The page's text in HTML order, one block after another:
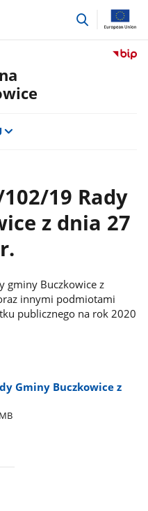
przejdź
Przejdź
19 Rady
z dnia 27
gminy Buczkowice z
innymi podmiotami
publicznego na rok 2020
Gminy Buczkowice z